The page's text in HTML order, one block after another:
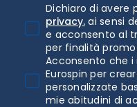
Dichiaro di avere
privacy. ai sensi
e acconsento al
per finalità
Acconsento che
Eurospin per
personalizzate
mie abitudini di